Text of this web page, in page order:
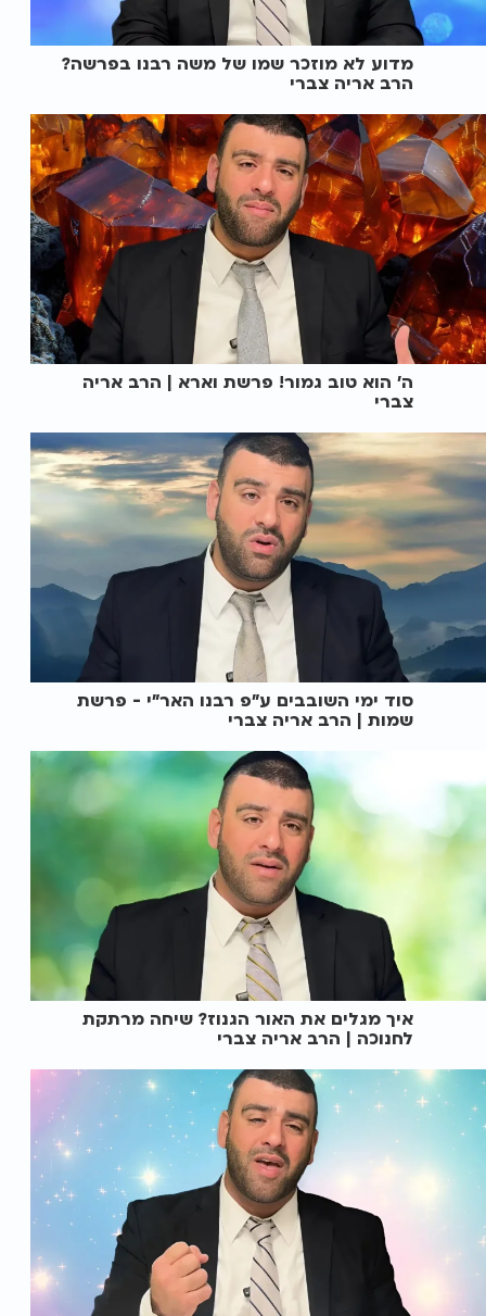
מדוע לא מוזכר שמו של משה רבנו בפרשה?
הרב אריה צברי
ה' הוא טוב גמור! פרשת וארא | הרב אריה
צברי
סוד ימי השובבים ע"פ רבנו האר"י - פרשת
שמות | הרב אריה צברי
איך מגלים את האור הגנוז? שיחה מרתקת
לחנוכה | הרב אריה צברי